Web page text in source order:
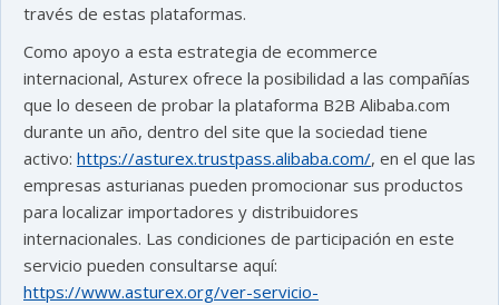
través de estas plataformas.
Como apoyo a esta estrategia de ecommerce
internacional, Asturex ofrece la posibilidad a las compañías
que lo deseen de probar la plataforma B2B Alibaba.com
durante un año, dentro del site que la sociedad tiene
activo: https://asturex.trustpass.alibaba.com/, en el que las
empresas asturianas pueden promocionar sus productos
para localizar importadores y distribuidores
internacionales. Las condiciones de participación en este
servicio pueden consultarse aquí:
https://www.asturex.org/ver-servicio-